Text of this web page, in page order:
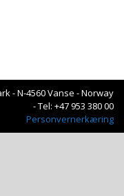
- N-4560 Vanse - Norway
- Tel: +47 953 380 00
Personvernerkæring